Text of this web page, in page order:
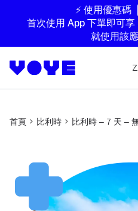
⚡ 使用優惠碼
首次使用 App 下單即可享
就使用該
首頁 比利時 比利時 – 7 天 –